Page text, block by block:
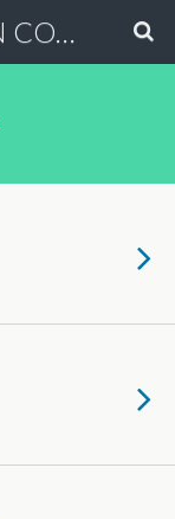
VIDEO CAMERAMAN COMMUNITY